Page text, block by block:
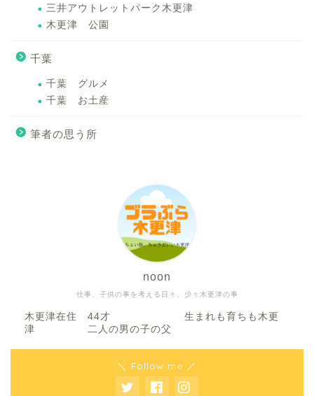
三井アウトレットパーク木更津
木更津 公園
千葉
千葉 グルメ
千葉 お土産
筆者の思う所
仕事、子供の事を考える日々、少々木更津の事
noon
木更津在住 44才 生まれも育ちも木更
津 二人の男の子の父
＼ Follow me ／